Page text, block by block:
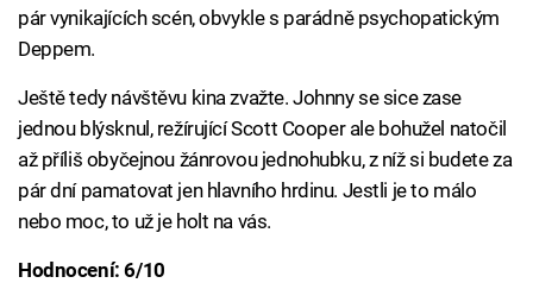
pár vynikajících scén, obvykle s parádně psychopatickým
Deppem.
Ještě tedy návštěvu kina zvažte. Johnny se sice zase
jednou blýsknul, režírující Scott Cooper ale bohužel natočil
až příliš obyčejnou žánrovou jednohubku, z níž si budete za
pár dní pamatovat jen hlavního hrdinu. Jestli je to málo
nebo moc, to už je holt na vás.
Hodnocení: 6/10